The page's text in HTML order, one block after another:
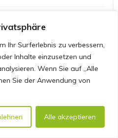
Ihr Surferlebnis zu verbessern,
Inhalte einzusetzen und
Wenn Sie auf „Alle
Sie der Anwendung von
Alle akzeptieren